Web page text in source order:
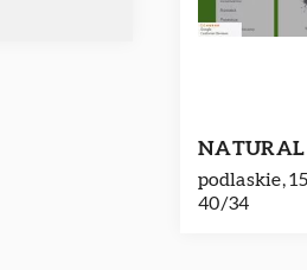
NATURAL
podlaskie,
40/34